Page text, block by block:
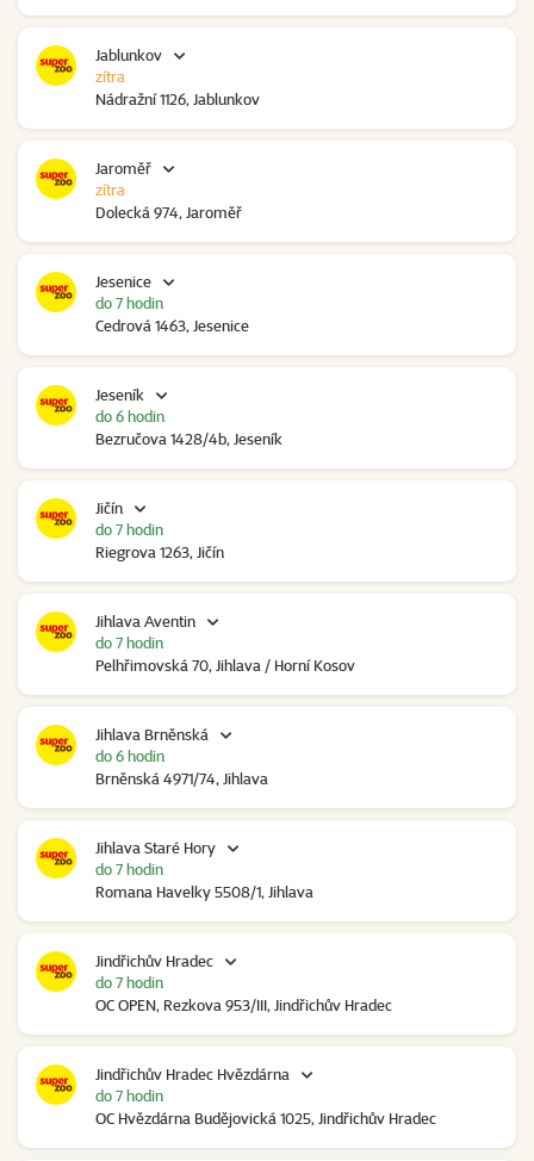
Jablunkov
Nádražní 1126, Jablunkov
zítra
Jaroměř
Dolecká 974, Jaroměř
zítra
Jesenice
Cedrová 1463, Jesenice
do 7 hodin
Jeseník
Bezručova 1428/4b, Jeseník
do 6 hodin
Jičín
Riegrova 1263, Jičín
do 7 hodin
Jihlava Aventin
Pelhřimovská 70, Jihlava / Horní Kosov
do 7 hodin
Jihlava Brněnská
Brněnská 4971/74, Jihlava
do 6 hodin
Jihlava Staré Hory
Romana Havelky 5508/1, Jihlava
do 7 hodin
Jindřichův Hradec
OC OPEN, Rezkova 953/III, Jindřichův Hradec
do 7 hodin
Jindřichův Hradec Hvězdárna
OC Hvězdárna Budějovická 1025, Jindřichův Hradec
do 7 hodin